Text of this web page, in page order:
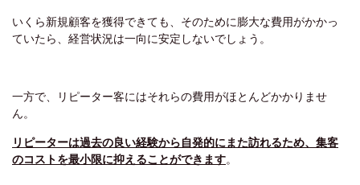
いくら新規顧客を獲得できても、そのために膨大な費用がかかっ
ていたら、経営状況は一向に安定しないでしょう。
一方で、リピーター客にはそれらの費用がほとんどかかりませ
ん。
リピーターは過去の良い経験から自発的にまた訪れるため、集客
のコストを最小限に抑えることができます。